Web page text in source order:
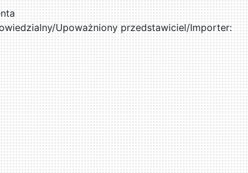
Upoważniony przedstawiciel/Importer: